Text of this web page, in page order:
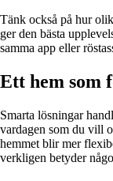
Tänk också på hur
ger den bästa
samma app eller
Ett hem som
Smarta lösningar
vardagen som du vill
hemmet blir mer
verkligen betyder